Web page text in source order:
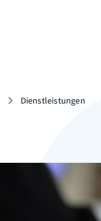
Dienstleistungen